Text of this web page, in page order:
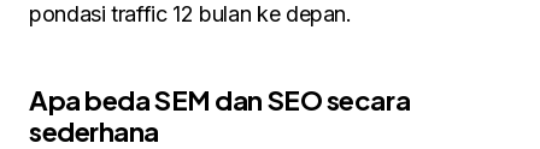
pondasi traffic 12 bulan ke depan.
Apa beda SEM dan SEO secara
sederhana